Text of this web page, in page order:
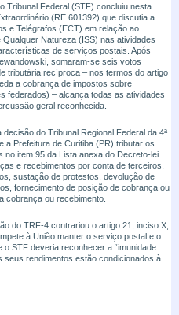
Tribunal Federal (STF) concluiu nesta
(RE 601392) que discutia a
e Telégrafos (ECT) em relação ao
Natureza (ISS) nas atividades
de serviços postais. Após
somaram-se seis votos
tributária recíproca – nos termos do artigo
a cobrança de impostos sobre
federados) – alcança todas as atividades
geral reconhecida.
do Tribunal Regional Federal da 4ª
a Prefeitura de Curitiba (PR) tributar os
item 95 da Lista anexa do Decreto-lei
e recebimentos por conta de terceiros,
sustação de protestos, devolução de
fornecimento de posição de cobrança ou
cobrança ou recebimento.
do TRF-4 contrariou o artigo 21, inciso X,
à União manter o serviço postal e o
STF deveria reconhecer a “imunidade
seus rendimentos estão condicionados à